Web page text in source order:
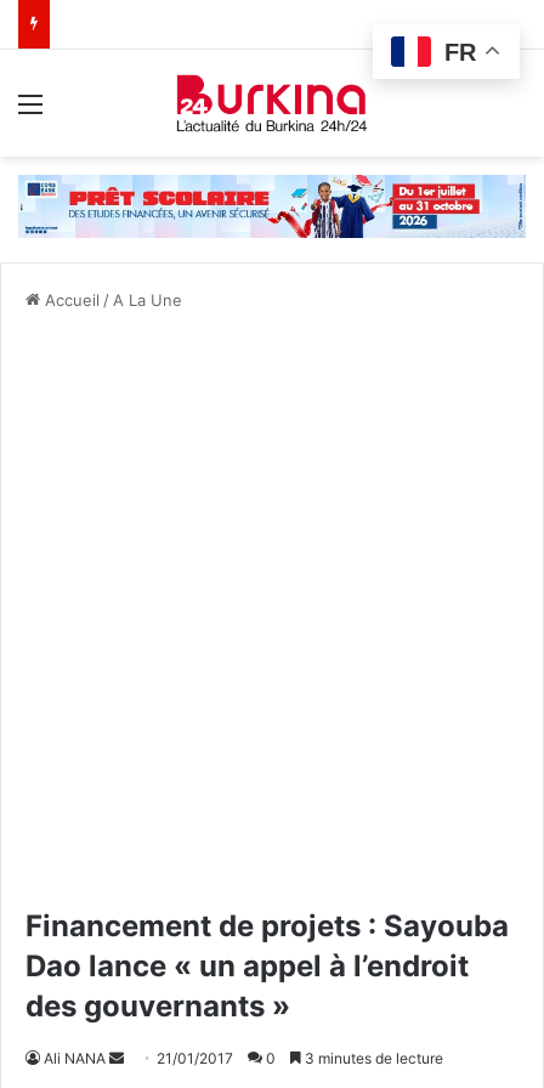
Accueil / A La Une
Financement de projets : Sayouba
Dao lance « un appel à l’endroit
des gouvernants »
Ali NANA 21/01/2017 0 3 minutes de lecture
FR